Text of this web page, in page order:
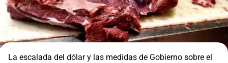
La escalada del dólar y las medidas de Gobierno sobre el